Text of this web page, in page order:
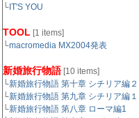
└ IT'S YOU
TOOL [1 items]
└macromedia MX2004発表
新婚旅行物語 [10 items]
└新婚旅行物語 第十章 シチリア編２
└新婚旅行物語 第九章 シチリア編１
└新婚旅行物語 第八章 ローマ編1